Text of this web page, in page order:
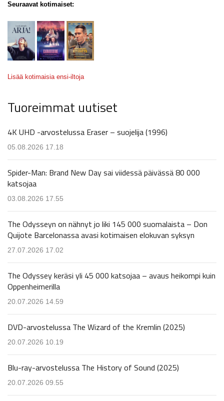
Seuraavat kotimaiset:
Lisää kotimaisia ensi-iltoja
Tuoreimmat uutiset
4K UHD -arvostelussa Eraser – suojelija (1996)
05.08.2026 17.18
Spider-Man: Brand New Day sai viidessä päivässä 80 000
katsojaa
03.08.2026 17.55
The Odysseyn on nähnyt jo liki 145 000 suomalaista – Don
Quijote Barcelonassa avasi kotimaisen elokuvan syksyn
27.07.2026 17.02
The Odyssey keräsi yli 45 000 katsojaa – avaus heikompi kuin
Oppenheimerilla
20.07.2026 14.59
DVD-arvostelussa The Wizard of the Kremlin (2025)
20.07.2026 10.19
Blu-ray-arvostelussa The History of Sound (2025)
20.07.2026 09.55